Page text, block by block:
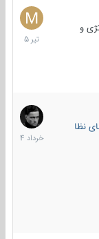
و
27
تیر
1405
خارجی
5
خرداد
1404